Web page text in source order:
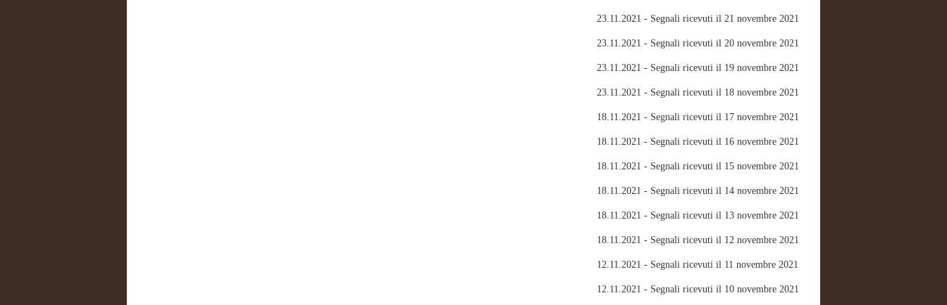
23.11.2021 - Segnali ricevuti il 21 novembre 2021
23.11.2021 - Segnali ricevuti il 20 novembre 2021
23.11.2021 - Segnali ricevuti il 19 novembre 2021
23.11.2021 - Segnali ricevuti il 18 novembre 2021
18.11.2021 - Segnali ricevuti il 17 novembre 2021
18.11.2021 - Segnali ricevuti il 16 novembre 2021
18.11.2021 - Segnali ricevuti il 15 novembre 2021
18.11.2021 - Segnali ricevuti il 14 novembre 2021
18.11.2021 - Segnali ricevuti il 13 novembre 2021
18.11.2021 - Segnali ricevuti il 12 novembre 2021
12.11.2021 - Segnali ricevuti il 11 novembre 2021
12.11.2021 - Segnali ricevuti il 10 novembre 2021